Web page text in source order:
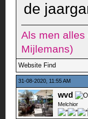
de
Als men
Mijlemans)
Website Find
31-08-2020, 11:55 AM
wvd
Melchior